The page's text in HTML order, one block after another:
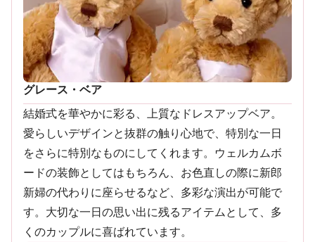
グレース・ベア
結婚式を華やかに彩る、上質なドレスアップベア。
愛らしいデザインと抜群の触り心地で、特別な一日
をさらに特別なものにしてくれます。ウェルカムボ
ードの装飾としてはもちろん、お色直しの際に新郎
新婦の代わりに座らせるなど、多彩な演出が可能で
す。大切な一日の思い出に残るアイテムとして、多
くのカップルに喜ばれています。